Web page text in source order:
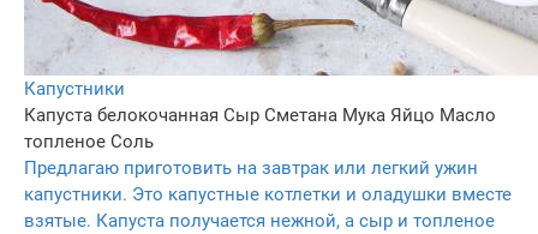
Капустники
Капуста белокочанная Сыр Сметанa Мука Яйцo Масло
топленое Соль
Предлагаю приготовить на завтрак или легкий ужин
капустники. Это капустные котлетки и оладушки вместе
взятые. Капуста получается нежной, а сыр и топленое